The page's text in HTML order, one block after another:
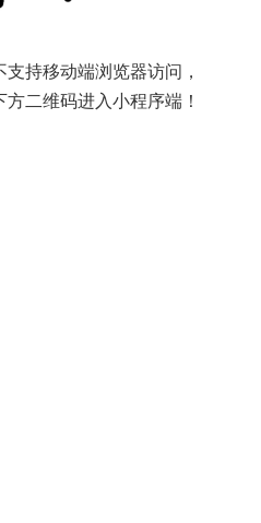
持移动端浏览器访问，
二维码进入小程序端！